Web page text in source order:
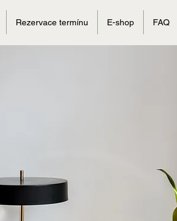
Rezervace termínu E-shop FAQ